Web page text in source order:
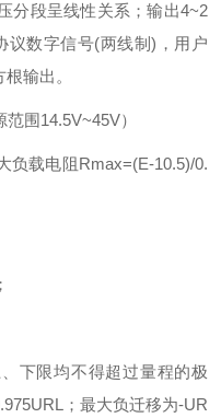
分段呈线性关系；输出4~2
议数字信号(两线制)，用户
输出。
围14.5V~45V）
负载电阻Rmax=(E-10.5)/0.
下限均不得超过量程的极
；最大负迁移为-UR